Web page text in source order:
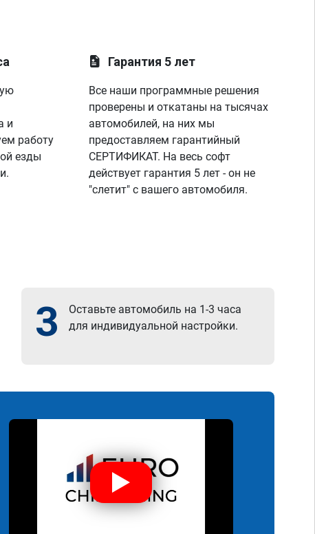
и
работу
езды
Гарантия 5 лет
Все наши программные решения
проверены и откатаны на тысячах
автомобилей, на них мы
предоставляем гарантийный
СЕРТИФИКАТ. На весь софт
действует гарантия 5 лет - он не
"слетит" с вашего автомобиля.
3
Оставьте автомобиль на 1-3 часа
для индивидуальной настройки.